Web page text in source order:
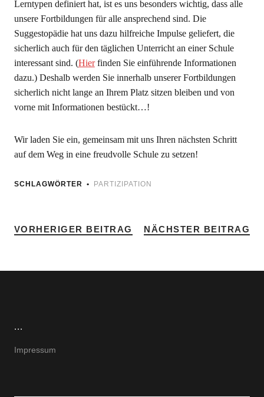
Lerntypen definiert hat, ist es uns besonders wichtig, dass alle
unsere Fortbildungen für alle ansprechend sind. Die
Suggestopädie hat uns dazu hilfreiche Impulse geliefert, die
sicherlich auch für den täglichen Unterricht an einer Schule
interessant sind. (Hierfinden Sie einführende Informationen
dazu.) Deshalb werden Sie innerhalb unserer Fortbildungen
sicherlich nicht lange an Ihrem Platz sitzen bleiben und von
vorne mit Informationen bestückt…!
Wir laden Sie ein, gemeinsam mit uns Ihren nächsten Schritt
auf dem Weg in eine freudvolle Schule zu setzen!
SCHLAGWÖRTER PARTIZIPATION
VORHERIGER BEITRAG NÄCHSTER BEITRAG
...
Impressum